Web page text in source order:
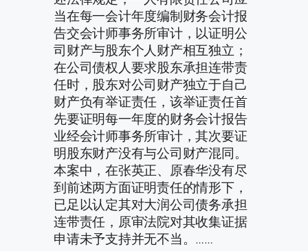
当在每一会计年度编制财务会计报
告交会计师事务所审计，以证明公
司财产与股东个人财产相互独立；
在公司债权人要求股东承担连带责
任时，股东对公司财产独立于自己
财产负有举证责任，该举证责任首
先要证明每一年度的财务会计报告
业经会计师事务所审计，其次要证
明股东财产没有与公司财产混同。
本案中，在张英正、原春华没有尽
到前述两方面证明责任的情形下，
已足以认定其对大润公司债务承担
连带责任，原审法院对其收集证据
申请未予支持并无不当。……